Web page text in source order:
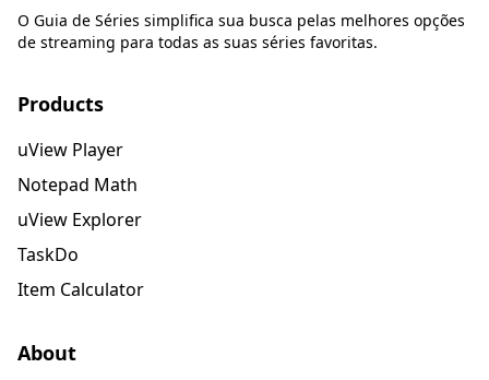
O Guia de Séries simplifica sua busca pelas melhores opções
de streaming para todas as suas séries favoritas.
Products
uView Player
Notepad Math
uView Explorer
TaskDo
Item Calculator
About